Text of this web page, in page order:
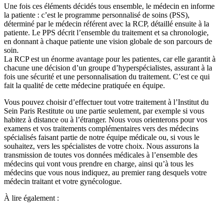
Une fois ces éléments décidés tous ensemble, le médecin en informe
la patiente : c’est le programme personnalisé de soins (PSS),
déterminé par le médecin référent avec la RCP, détaillé ensuite à la
patiente. Le PPS décrit l’ensemble du traitement et sa chronologie,
en donnant à chaque patiente une vision globale de son parcours de
soin.
La RCP est un énorme avantage pour les patientes, car elle garantit à
chacune une décision d’un groupe d’hyperspécialistes, assurant à la
fois une sécurité et une personnalisation du traitement. C’est ce qui
fait la qualité de cette médecine pratiquée en équipe.
Vous pouvez choisir d’effectuer tout votre traitement à l’Institut du
Sein Paris Restitute ou une partie seulement, par exemple si vous
habitez à distance ou à l’étranger. Nous vous orienterons pour vos
examens et vos traitements complémentaires vers des médecins
spécialisés faisant partie de notre équipe médicale ou, si vous le
souhaitez, vers les spécialistes de votre choix. Nous assurons la
transmission de toutes vos données médicales à l’ensemble des
médecins qui vont vous prendre en charge, ainsi qu’à tous les
médecins que vous nous indiquez, au premier rang desquels votre
médecin traitant et votre gynécologue.
À lire également :